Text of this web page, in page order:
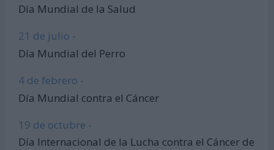
Día Mundial de la Salud
21 de julio -
Día Mundial del Perro
4 de febrero -
Día Mundial contra el Cáncer
19 de octubre -
Día Internacional de la Lucha contra el Cáncer de